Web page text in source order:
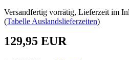
Versandfertig vorrätig, Lieferzeit im
(Tabelle Auslandslieferzeiten)
129,95 EUR